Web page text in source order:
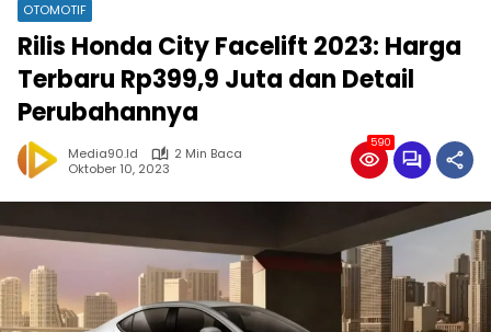
OTOMOTIF
Rilis Honda City Facelift 2023: Harga
Terbaru Rp399,9 Juta dan Detail
Perubahannya
Media90.id
2 Min Baca
Oktober 10, 2023
590